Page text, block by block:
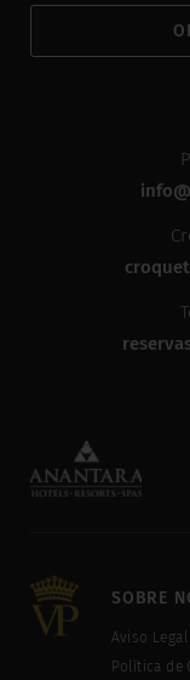
SOBRE
Aviso Legal
Política de